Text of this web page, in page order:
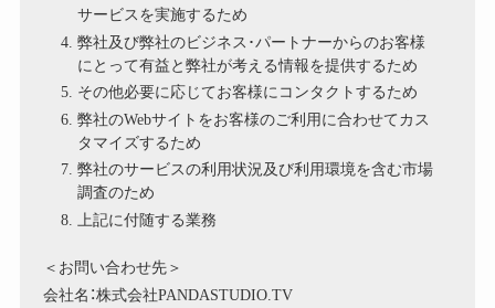
サービスを実施するため
弊社及び弊社のビジネス･パートナーからのお客様
にとって有益と弊社が考える情報を提供するため
その他必要に応じてお客様にコンタクトするため
弊社のWebサイトをお客様のご利用に合わせてカス
タマイズするため
弊社のサービスの利用状況及び利用環境を含む市場
調査のため
上記に付随する業務
＜お問い合わせ先＞
会社名：株式会社PANDASTUDIO.TV